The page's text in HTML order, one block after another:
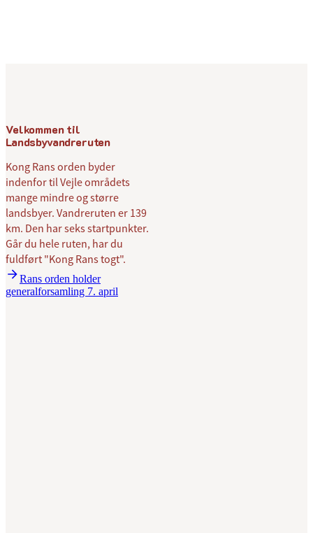
Velkommen til
Landsbyvandreruten
Kong Rans orden byder
indenfor til Vejle områdets
mange mindre og større
landsbyer. Vandreruten er 139
km. Den har seks startpunkter.
Går du hele ruten, har du
fuldført "Kong Rans togt".
Rans orden holder
generalforsamling 7. april